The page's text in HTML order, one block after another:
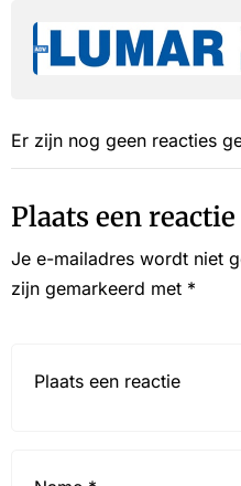
Er zijn nog geen reacties
Plaats een reactie
Je e-mailadres wordt niet
zijn gemarkeerd met *